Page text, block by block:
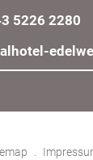
5226 2280